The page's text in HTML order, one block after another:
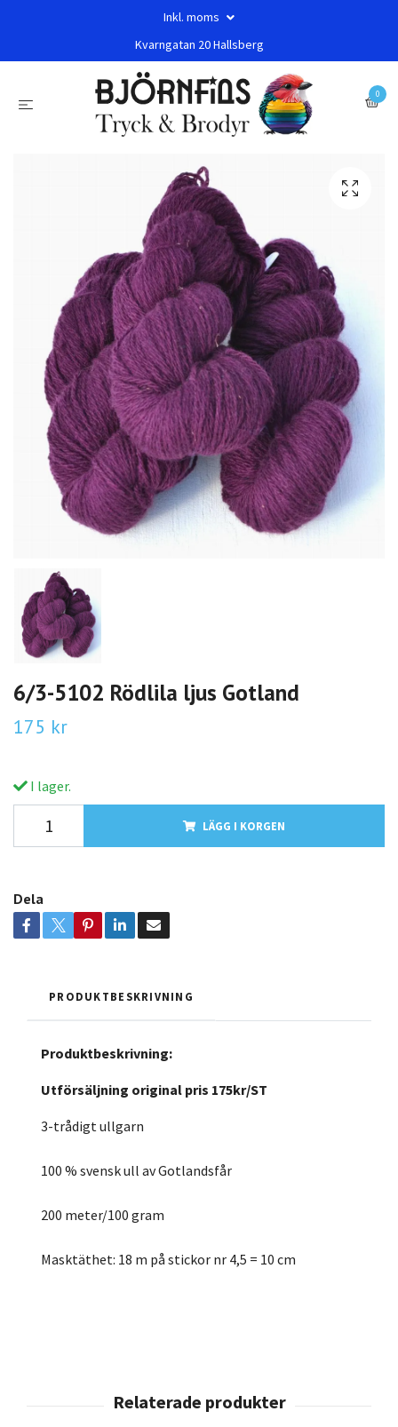
Inkl. moms
Kvarngatan 20 Hallsberg
0
6/3-5102 Rödlila ljus Gotland
175 kr
I lager.
LÄGG I KORGEN
Dela
PRODUKTBESKRIVNING
Produktbeskrivning:
Utförsäljning original pris 175kr/ST
3-trådigt ullgarn
100 % svensk ull av Gotlandsfår
200 meter/100 gram
Masktäthet: 18 m på stickor nr 4,5 = 10 cm